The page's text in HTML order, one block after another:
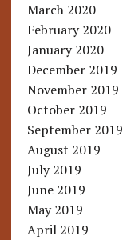
March 2020
February 2020
January 2020
December 2019
November 2019
October 2019
September 2019
August 2019
July 2019
June 2019
May 2019
April 2019